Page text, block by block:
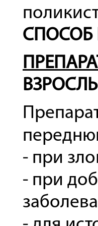
СПОСОБ
- при
- при